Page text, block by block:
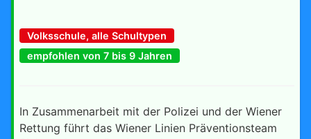
Volksschule, alle Schultypen
empfohlen von 7 bis 9 Jahren
In Zusammenarbeit mit der Polizei und der Wiener
Rettung führt das Wiener Linien Präventionsteam